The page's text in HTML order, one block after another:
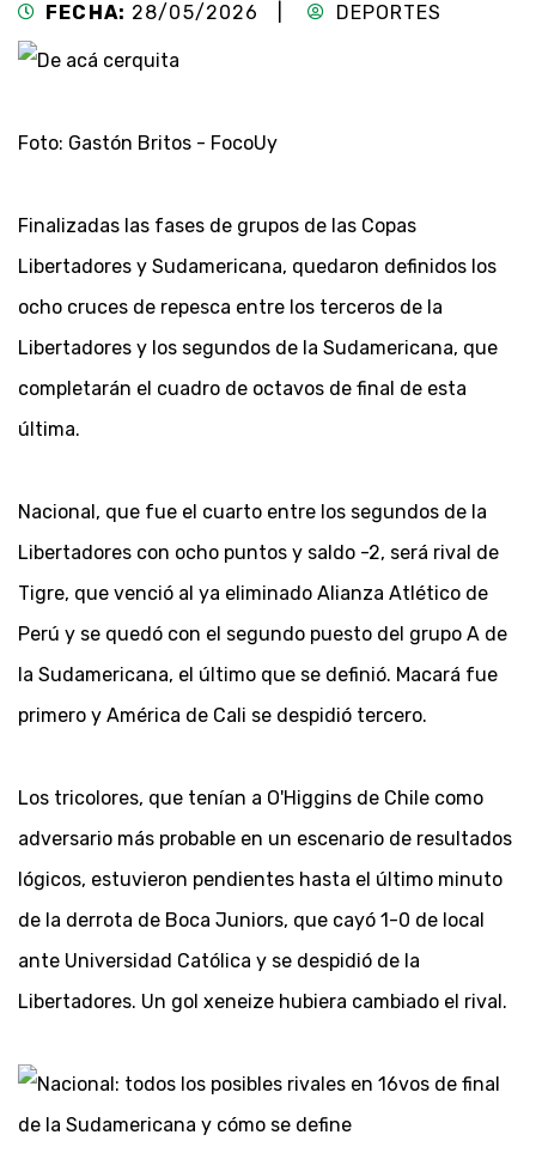
FECHA: 28/05/2026 | DEPORTES
Foto: Gastón Britos - FocoUy
Finalizadas las fases de grupos de las Copas
Libertadores y Sudamericana, quedaron definidos los
ocho cruces de repesca entre los terceros de la
Libertadores y los segundos de la Sudamericana, que
completarán el cuadro de octavos de final de esta
última.
Nacional, que fue el cuarto entre los segundos de la
Libertadores con ocho puntos y saldo -2, será rival de
Tigre, que venció al ya eliminado Alianza Atlético de
Perú y se quedó con el segundo puesto del grupo A de
la Sudamericana, el último que se definió. Macará fue
primero y América de Cali se despidió tercero.
Los tricolores, que tenían a O'Higgins de Chile como
adversario más probable en un escenario de resultados
lógicos, estuvieron pendientes hasta el último minuto
de la derrota de Boca Juniors, que cayó 1-0 de local
ante Universidad Católica y se despidió de la
Libertadores. Un gol xeneize hubiera cambiado el rival.